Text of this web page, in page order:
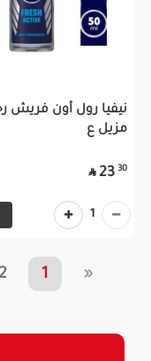
نيفيا رول أون فريش
مزيل ع
30
23

1
«
1
2